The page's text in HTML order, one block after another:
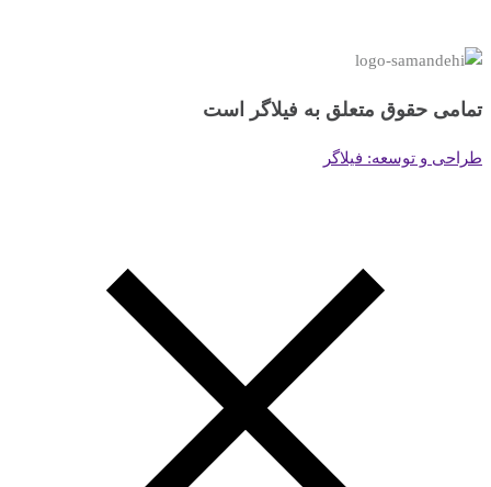
تمامی حقوق متعلق به فیلاگر است
طراحی و توسعه: فیلاگر